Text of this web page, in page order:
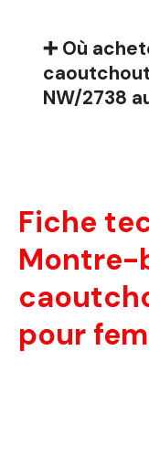
➕ Où
NW/2738
Fiche
Montre-
pour